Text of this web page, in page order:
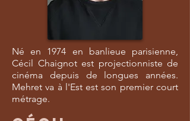
Né en 1974 en banlieue parisienne,
Cécil Chaignot est projectionniste de
cinéma depuis de longues années.
Mehret va à l'Est est son premier court
métrage.